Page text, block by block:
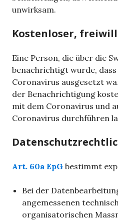
unwirksam.
Kostenloser,
Eine Person, die über die
benachrichtigt wurde,
Coronavirus ausgesetzt
der Benachrichtigung
mit dem Coronavirus und
Coronavirus durchführen
Art. 60a EpG bestimmt
Bei der
angemessenen
organisatorischen